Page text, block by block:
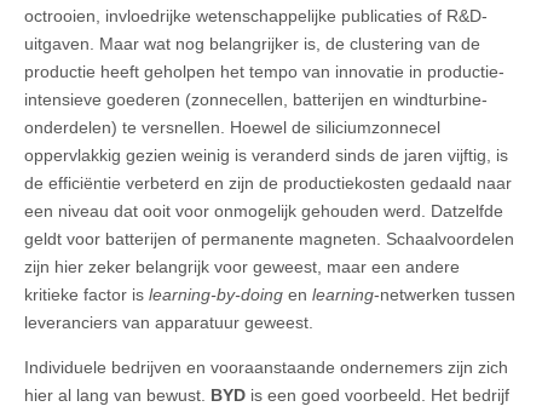
octrooien, invloedrijke wetenschappelijke publicaties of R&D-
uitgaven. Maar wat nog belangrijker is, de clustering van de
productie heeft geholpen het tempo van innovatie in productie-
intensieve goederen (zonnecellen, batterijen en windturbine-
onderdelen) te versnellen. Hoewel de siliciumzonnecel
oppervlakkig gezien weinig is veranderd sinds de jaren vijftig, is
de efficiëntie verbeterd en zijn de productiekosten gedaald naar
een niveau dat ooit voor onmogelijk gehouden werd. Datzelfde
geldt voor batterijen of permanente magneten. Schaalvoordelen
zijn hier zeker belangrijk voor geweest, maar een andere
kritieke factor is learning-by-doing en learning-netwerken tussen
leveranciers van apparatuur geweest.
Individuele bedrijven en vooraanstaande ondernemers zijn zich
hier al lang van bewust. BYD is een goed voorbeeld. Het bedrijf